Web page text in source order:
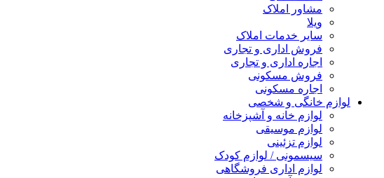
مشاور املاک
ویلا
سایر خدمات املاک
فروش اداری و تجاری
اجاره اداری و تجاری
فروش مسکونی
اجاره مسکونی
لوازم خانگی و شخصی
لوازم خانه و آشپزخانه
لوازم موسیقی
لوازم تزئینی
سیسمونی / لوازم کودک
لوازم اداری فروشگاهی